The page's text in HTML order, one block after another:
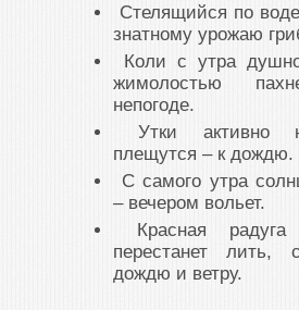
Стелящийся по
знатному урожаю
Коли с утра
жимолостью
непогоде.
Утки активно
плещутся – к дождю.
С самого утра
– вечером вольет.
Красная
перестанет
дождю и ветру.